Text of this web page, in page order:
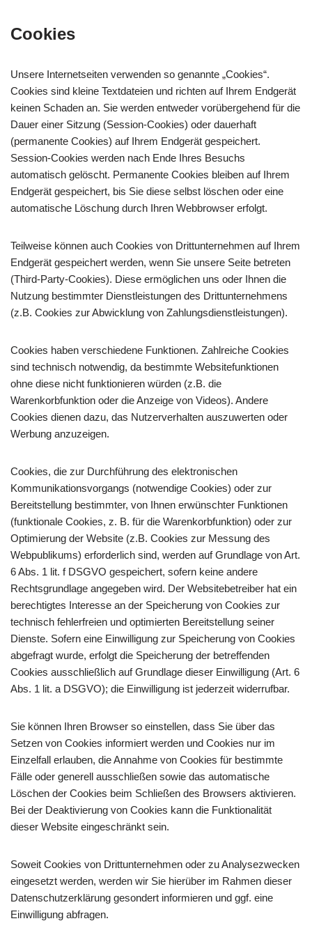
Cookies
Unsere Internetseiten verwenden so genannte „Cookies“.
Cookies sind kleine Textdateien und richten auf Ihrem Endgerät
keinen Schaden an. Sie werden entweder vorübergehend für die
Dauer einer Sitzung (Session-Cookies) oder dauerhaft
(permanente Cookies) auf Ihrem Endgerät gespeichert.
Session-Cookies werden nach Ende Ihres Besuchs
automatisch gelöscht. Permanente Cookies bleiben auf Ihrem
Endgerät gespeichert, bis Sie diese selbst löschen oder eine
automatische Löschung durch Ihren Webbrowser erfolgt.
Teilweise können auch Cookies von Drittunternehmen auf Ihrem
Endgerät gespeichert werden, wenn Sie unsere Seite betreten
(Third-Party-Cookies). Diese ermöglichen uns oder Ihnen die
Nutzung bestimmter Dienstleistungen des Drittunternehmens
(z.B. Cookies zur Abwicklung von Zahlungsdienstleistungen).
Cookies haben verschiedene Funktionen. Zahlreiche Cookies
sind technisch notwendig, da bestimmte Websitefunktionen
ohne diese nicht funktionieren würden (z.B. die
Warenkorbfunktion oder die Anzeige von Videos). Andere
Cookies dienen dazu, das Nutzerverhalten auszuwerten oder
Werbung anzuzeigen.
Cookies, die zur Durchführung des elektronischen
Kommunikationsvorgangs (notwendige Cookies) oder zur
Bereitstellung bestimmter, von Ihnen erwünschter Funktionen
(funktionale Cookies, z. B. für die Warenkorbfunktion) oder zur
Optimierung der Website (z.B. Cookies zur Messung des
Webpublikums) erforderlich sind, werden auf Grundlage von Art.
6 Abs. 1 lit. f DSGVO gespeichert, sofern keine andere
Rechtsgrundlage angegeben wird. Der Websitebetreiber hat ein
berechtigtes Interesse an der Speicherung von Cookies zur
technisch fehlerfreien und optimierten Bereitstellung seiner
Dienste. Sofern eine Einwilligung zur Speicherung von Cookies
abgefragt wurde, erfolgt die Speicherung der betreffenden
Cookies ausschließlich auf Grundlage dieser Einwilligung (Art. 6
Abs. 1 lit. a DSGVO); die Einwilligung ist jederzeit widerrufbar.
Sie können Ihren Browser so einstellen, dass Sie über das
Setzen von Cookies informiert werden und Cookies nur im
Einzelfall erlauben, die Annahme von Cookies für bestimmte
Fälle oder generell ausschließen sowie das automatische
Löschen der Cookies beim Schließen des Browsers aktivieren.
Bei der Deaktivierung von Cookies kann die Funktionalität
dieser Website eingeschränkt sein.
Soweit Cookies von Drittunternehmen oder zu Analysezwecken
eingesetzt werden, werden wir Sie hierüber im Rahmen dieser
Datenschutzerklärung gesondert informieren und ggf. eine
Einwilligung abfragen.